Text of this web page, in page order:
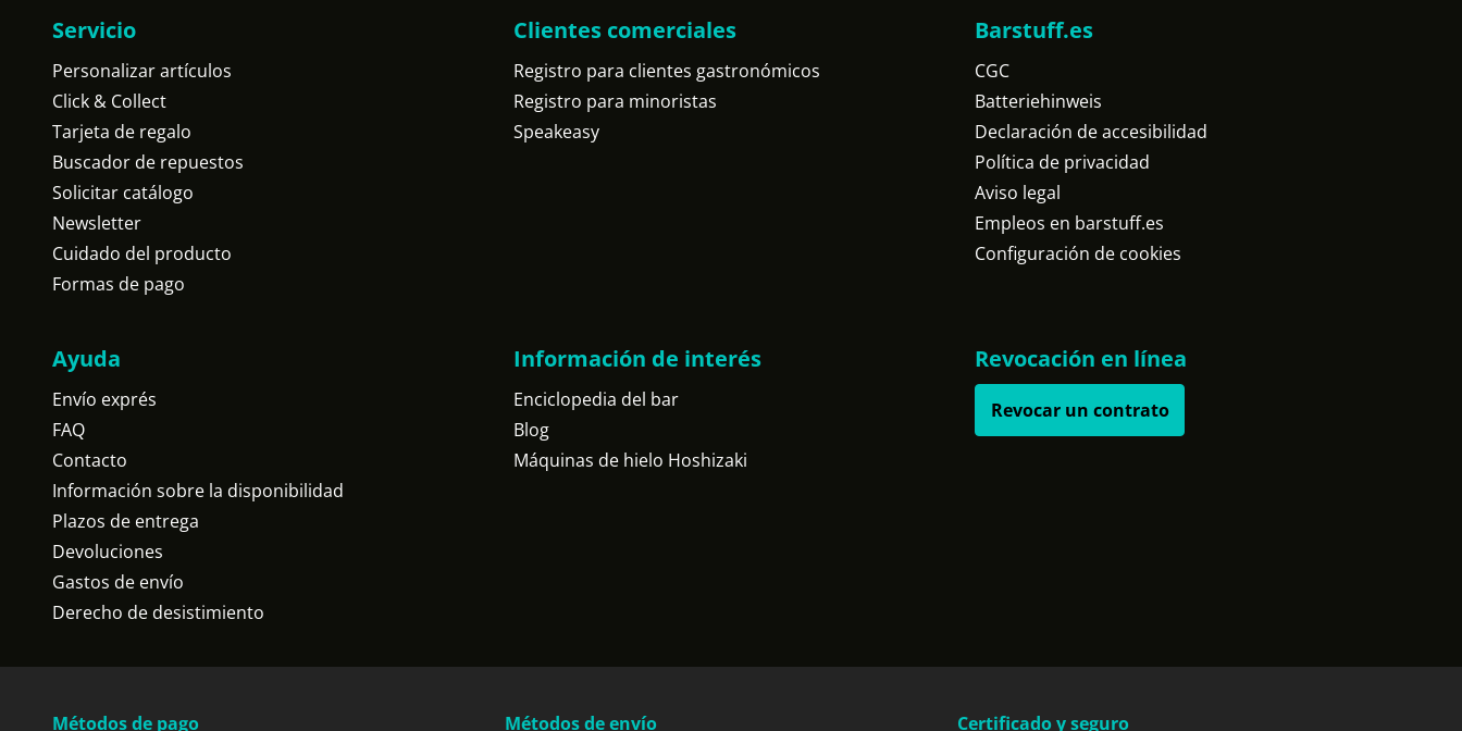
Servicio
Personalizar artículos
Click & Collect
Tarjeta de regalo
Buscador de repuestos
Solicitar catálogo
Newsletter
Cuidado del producto
Formas de pago
Clientes comerciales
Registro para clientes gastronómicos
Registro para minoristas
Speakeasy
Barstuff.es
CGC
Batteriehinweis
Declaración de accesibilidad
Política de privacidad
Aviso legal
Empleos en barstuff.es
Configuración de cookies
Ayuda
Envío exprés
FAQ
Contacto
Información sobre la disponibilidad
Plazos de entrega
Devoluciones
Gastos de envío
Derecho de desistimiento
Información de interés
Enciclopedia del bar
Blog
Máquinas de hielo Hoshizaki
Revocación en línea
Revocar un contrato
Métodos de pago Métodos de envío Certificado y seguro